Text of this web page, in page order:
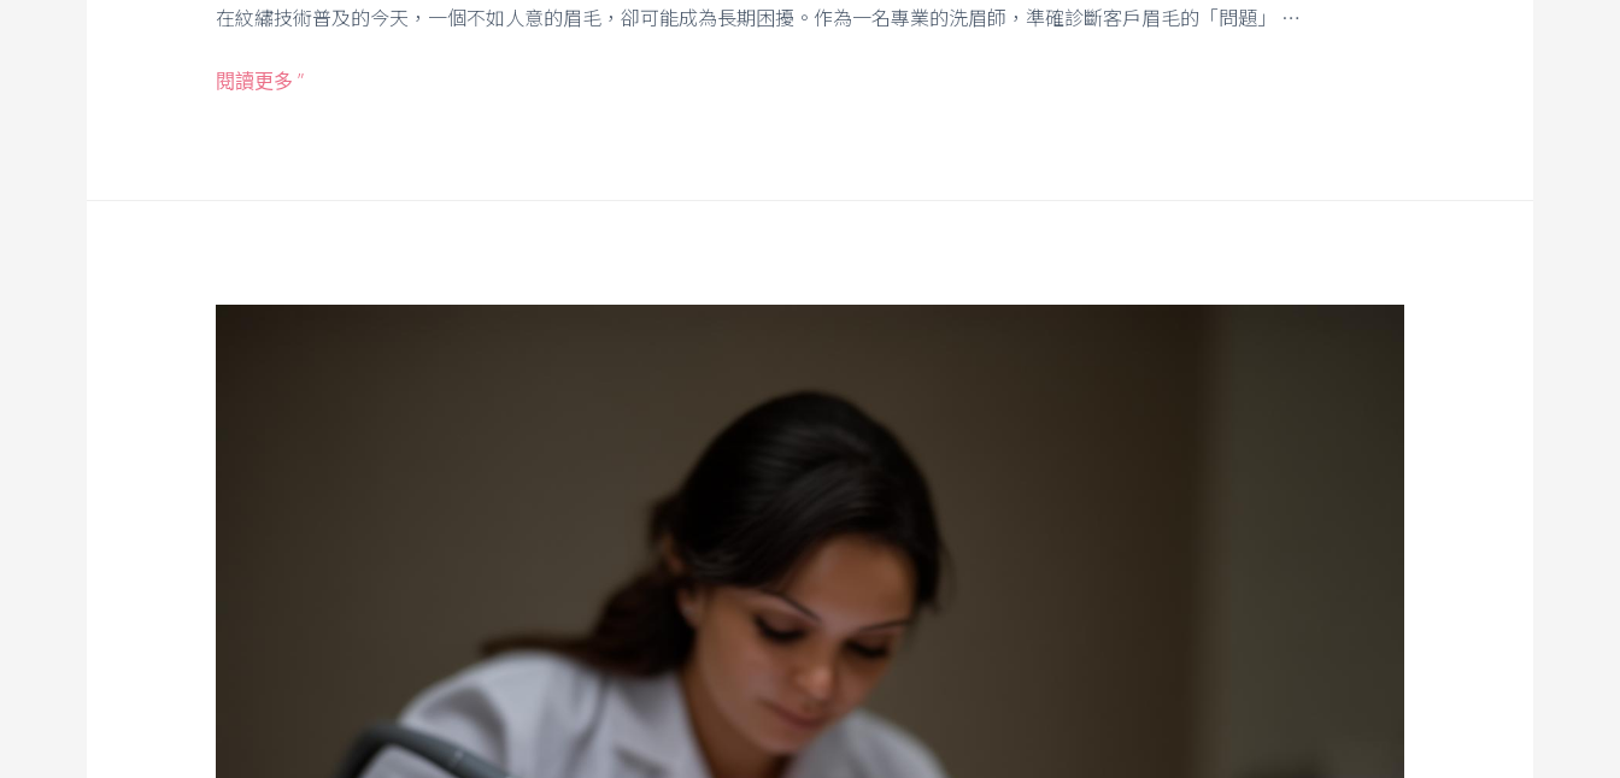
在紋繡技術普及的今天，一個不如人意的眉毛，卻可能成為長期困擾。作為一名專業的洗眉師，準確診斷客戶眉毛的「問題」 …
閱讀更多 ”